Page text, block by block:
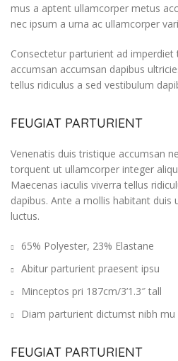
mus a aptent ullamcorper metus
nec ipsum a urna ac ullamcorper
Consectetur parturient ad
accumsan accumsan dapibus
tellus ridiculus a sed vestibulum
FEUGIAT PARTURIENT
Venenatis duis tristique accumsan
torquent ut ullamcorper integer
Maecenas iaculis viverra tellus
dapibus. Ante a mollis habitant duis
luctus.
65% Polyester, 23% Elastane
Abitur parturient praesent ipsu
Minceptos pri 187cm/3’1.3″ tall
Diam parturient dictumst nibh mu
FEUGIAT PARTURIENT